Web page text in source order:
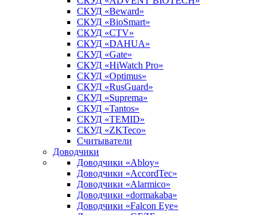
СКУД «Beward»
СКУД «BioSmart»
СКУД «CTV»
СКУД «DAHUA»
СКУД «Gate»
СКУД «HiWatch Pro»
СКУД «Optimus»
СКУД «RusGuard»
СКУД «Suprema»
СКУД «Tantos»
СКУД «TEMID»
СКУД «ZKTeco»
Считыватели
Доводчики
Доводчики «Abloy»
Доводчики «AccordTec»
Доводчики «Alarmico»
Доводчики «dormakaba»
Доводчики «Falcon Eye»